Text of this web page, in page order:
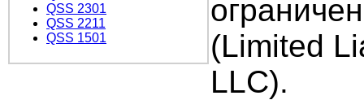
QSS 2301
QSS 2211
QSS 1501
(Limited
LLC).